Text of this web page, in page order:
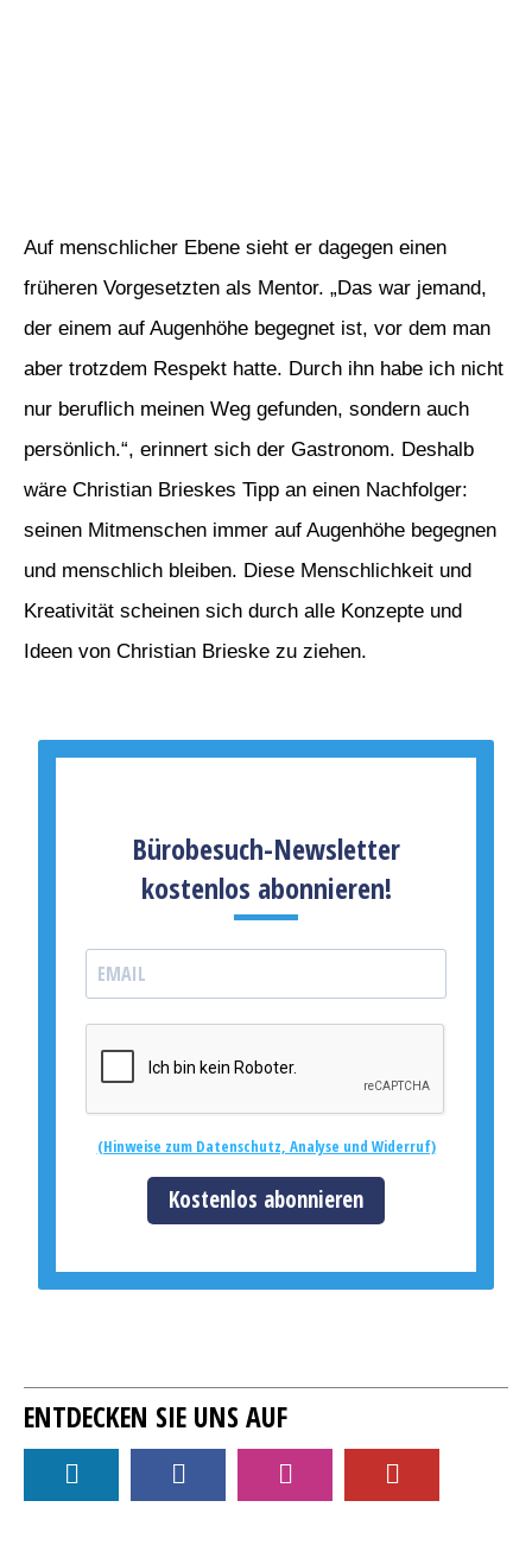
Auf menschlicher Ebene sieht er dagegen einen
früheren Vorgesetzten als Mentor. „Das war jemand,
der einem auf Augenhöhe begegnet ist, vor dem man
aber trotzdem Respekt hatte. Durch ihn habe ich nicht
nur beruflich meinen Weg gefunden, sondern auch
persönlich.“, erinnert sich der Gastronom. Deshalb
wäre Christian Brieskes Tipp an einen Nachfolger:
seinen Mitmenschen immer auf Augenhöhe begegnen
und menschlich bleiben. Diese Menschlichkeit und
Kreativität scheinen sich durch alle Konzepte und
Ideen von Christian Brieske zu ziehen.
Bürobesuch-Newsletter
kostenlos abonnieren!
(Hinweise zum Datenschutz, Analyse und Widerruf)
Kostenlos abonnieren
ENTDECKEN SIE UNS AUF